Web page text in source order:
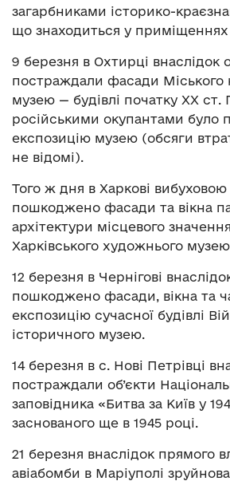
загарбниками історико-
що знаходиться у приміщеннях
9 березня в Охтирці внаслідок
постраждали фасади Міського
музею — будівлі початку ХХ ст.
російськими окупантами було
експозицію музею (обсяги
не відомі).
Того ж дня в Харкові
пошкоджено фасади та вікна
архітектури місцевого
Харківського художнього музею
12 березня в Чернігові
пошкоджено фасади, вікна та
експозицію сучасної будівлі
історичного музею.
14 березня в с. Нові Петрівці
постраждали об’єкти
заповідника «Битва за Київ у
заснованого ще в 1945 році.
21 березня внаслідок прямого
авіабомби в Маріуполі